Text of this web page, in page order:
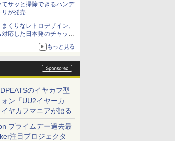
サッと掃除できるハンデ
リが発売
くりなレトロデザイン、
応した日本発のチャット
もっと見る
のイヤカフ型
ン「UU2イヤーカ
ヤカフマニアが語る
プライムデー過去最
注目プロジェクタ